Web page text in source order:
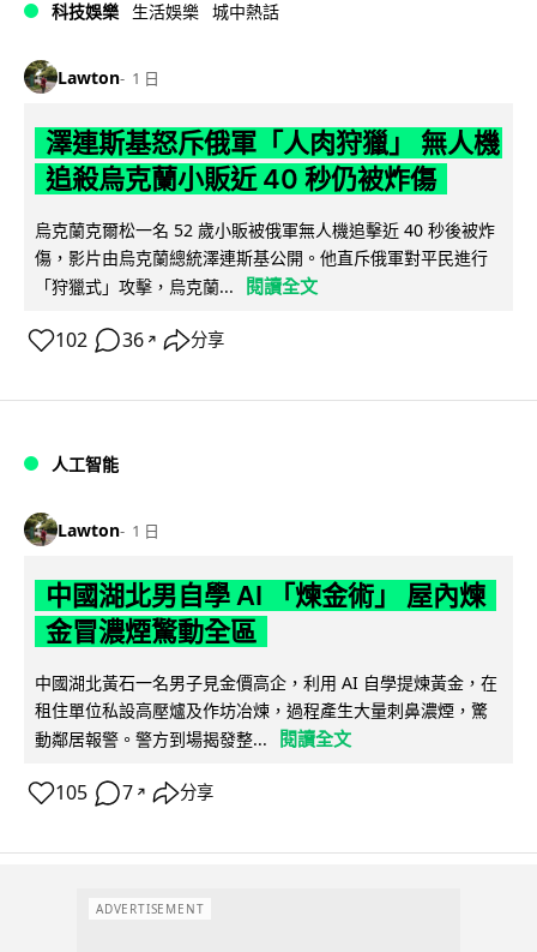
科技娛樂 生活娛樂 城中熱話
Lawton 1 日
澤連斯基怒斥俄軍「人肉狩獵」 無人機
追殺烏克蘭小販近 40 秒仍被炸傷
烏克蘭克爾松一名 52 歲小販被俄軍無人機追擊近 40 秒後被炸
傷，影片由烏克蘭總統澤連斯基公開。他直斥俄軍對平民進行
「狩獵式」攻擊，烏克蘭...
閱讀全文
102 36 ↗ 分享
人工智能
Lawton 1 日
中國湖北男自學 AI 「煉金術」 屋內煉
金冒濃煙驚動全區
中國湖北黃石一名男子見金價高企，利用 AI 自學提煉黃金，在
租住單位私設高壓爐及作坊冶煉，過程產生大量刺鼻濃煙，驚
動鄰居報警。警方到場揭發整...
閱讀全文
105 7 ↗ 分享
ADVERTISEMENT